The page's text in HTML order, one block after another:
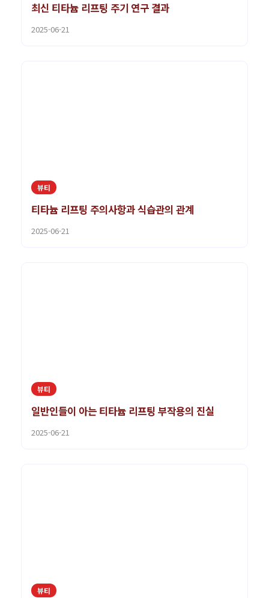
최신 티타늄 리프팅 주기 연구 결과
2025-06-21
뷰티
티타늄 리프팅 주의사항과 식습관의 관계
2025-06-21
뷰티
일반인들이 아는 티타늄 리프팅 부작용의 진실
2025-06-21
뷰티